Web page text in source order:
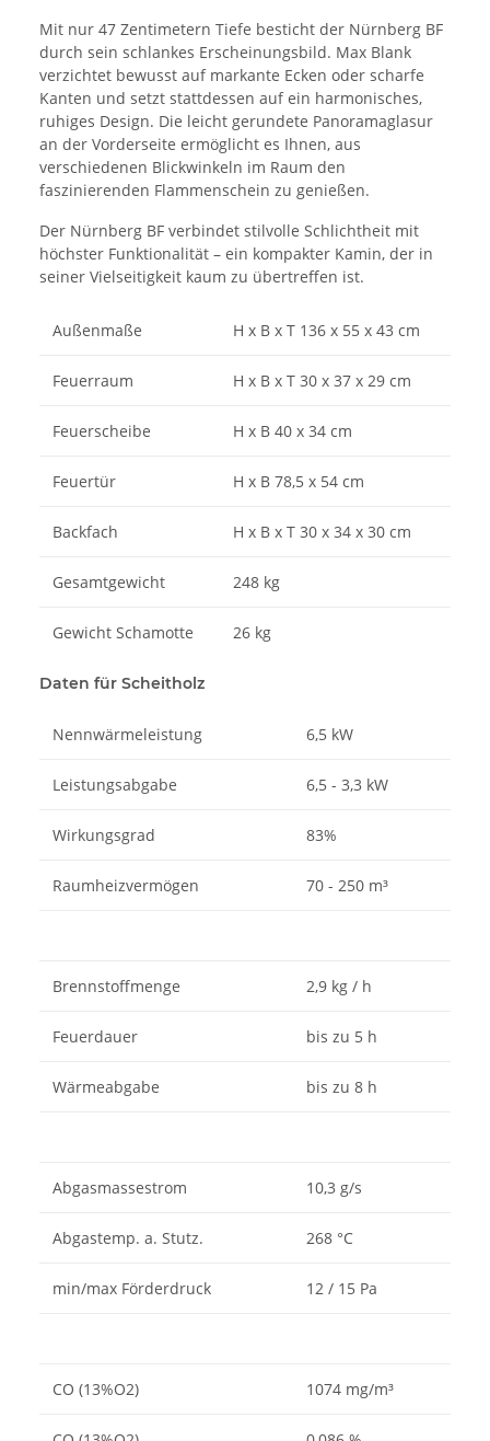
Mit nur 47 Zentimetern Tiefe besticht der Nürnberg BF
durch sein schlankes Erscheinungsbild. Max Blank
verzichtet bewusst auf markante Ecken oder scharfe
Kanten und setzt stattdessen auf ein harmonisches,
ruhiges Design. Die leicht gerundete Panoramaglasur
an der Vorderseite ermöglicht es Ihnen, aus
verschiedenen Blickwinkeln im Raum den
faszinierenden Flammenschein zu genießen.
Der Nürnberg BF verbindet stilvolle Schlichtheit mit
höchster Funktionalität – ein kompakter Kamin, der in
seiner Vielseitigkeit kaum zu übertreffen ist.
Außenmaße H x B x T 136 x 55 x 43 cm
Feuerraum H x B x T 30 x 37 x 29 cm
Feuerscheibe H x B 40 x 34 cm
Feuertür H x B 78,5 x 54 cm
Backfach H x B x T 30 x 34 x 30 cm
Gesamtgewicht 248 kg
Gewicht Schamotte 26 kg
Daten für Scheitholz
Nennwärmeleistung 6,5 kW
Leistungsabgabe 6,5 - 3,3 kW
Wirkungsgrad 83%
Raumheizvermögen 70 - 250 m³
Brennstoffmenge 2,9 kg / h
Feuerdauer bis zu 5 h
Wärmeabgabe bis zu 8 h
Abgasmassestrom 10,3 g/s
Abgastemp. a. Stutz. 268 °C
min/max Förderdruck 12 / 15 Pa
CO (13%O2) 1074 mg/m³